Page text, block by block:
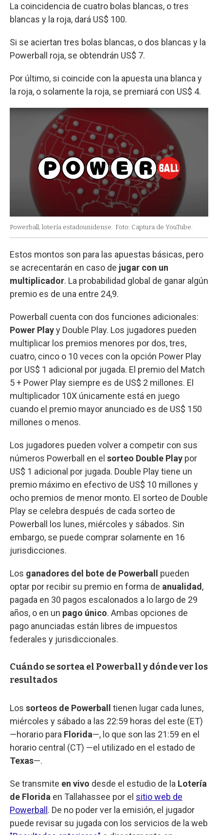
La coincidencia de cuatro bolas blancas, o tres
blancas y la roja, dará US$ 100.
Si se aciertan tres bolas blancas, o dos blancas y la
Powerball roja, se obtendrán US$ 7.
Por último, si coincide con la apuesta una blanca y
la roja, o solamente la roja, se premiará con US$ 4.
Powerball, lotería estadounidense. Foto: Captura de YouTube.
Estos montos son para las apuestas básicas, pero
se acrecentarán en caso de jugar con un
multiplicador. La probabilidad global de ganar algún
premio es de una entre 24,9.
Powerball cuenta con dos funciones adicionales:
Power Playy Double Play. Los jugadores pueden
multiplicar los premios menores por dos, tres,
cuatro, cinco o 10 veces con la opción Power Play
por US$ 1 adicional por jugada. El premio del Match
5 + Power Play siempre es de US$ 2 millones. El
multiplicador 10X únicamente está en juego
cuando el premio mayor anunciado es de US$ 150
millones o menos.
Los jugadores pueden volver a competir con sus
números Powerball en el sorteo Double Play por
US$ 1 adicional por jugada. Double Play tiene un
premio máximo en efectivo de US$ 10 millones y
ocho premios de menor monto. El sorteo de Double
Play se celebra después de cada sorteo de
Powerball los lunes, miércoles y sábados. Sin
embargo, se puede comprar solamente en 16
jurisdicciones.
Los ganadores del bote de Powerball
pueden
optar por recibir su premio en forma de anualidad ,
pagada en 30 pagos escalonados a lo largo de 29
años, o en un pago único. Ambas opciones de
pago anunciadas están libres de impuestos
federales y jurisdiccionales.
Cuándo se sortea el Powerball y dónde ver los
resultados
Los sorteos de Powerball
tienen lugar cada lunes,
miércoles y sábado a las 22:59 horas del este (ET)
—horario para Florida—, lo que son las 21:59 en el
horario central (CT) —el utilizado en el estado de
Texas—.
Se transmite en vivo desde el estudio de la Lotería
de Florida en Tallahassee por el sitio web de
Powerball . De no poder ver la emisión, el jugador
puede revisar su jugada con los servicios de la web